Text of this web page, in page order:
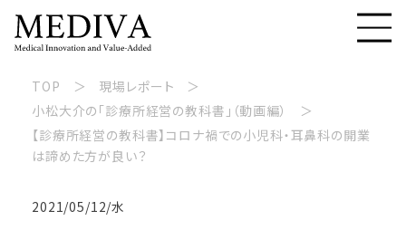
TOP
現場レポート
小松大介の「診療所経営の教科書」（動画編）
【診療所経営の教科書】コロナ禍での小児科・耳鼻科の開業
は諦めた方が良い？
2021/05/12/水